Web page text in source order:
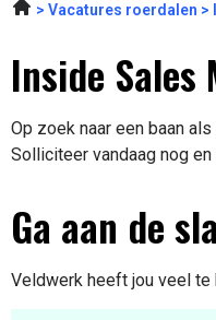
Vacatures roerdalen
Inside Sales
Op zoek naar een baan
Solliciteer vandaag nog
Ga aan de
Veldwerk heeft jou veel te